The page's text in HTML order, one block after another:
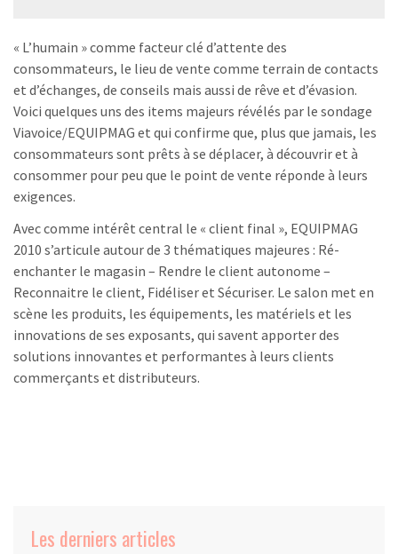
« L’humain » comme facteur clé d’attente des
consommateurs, le lieu de vente comme terrain de contacts
et d’échanges, de conseils mais aussi de rêve et d’évasion.
Voici quelques uns des items majeurs révélés par le sondage
Viavoice/EQUIPMAG et qui confirme que, plus que jamais, les
consommateurs sont prêts à se déplacer, à découvrir et à
consommer pour peu que le point de vente réponde à leurs
exigences.
Avec comme intérêt central le « client final », EQUIPMAG
2010 s’articule autour de 3 thématiques majeures : Ré-
enchanter le magasin – Rendre le client autonome –
Reconnaitre le client, Fidéliser et Sécuriser. Le salon met en
scène les produits, les équipements, les matériels et les
innovations de ses exposants, qui savent apporter des
solutions innovantes et performantes à leurs clients
commerçants et distributeurs.
Les derniers articles